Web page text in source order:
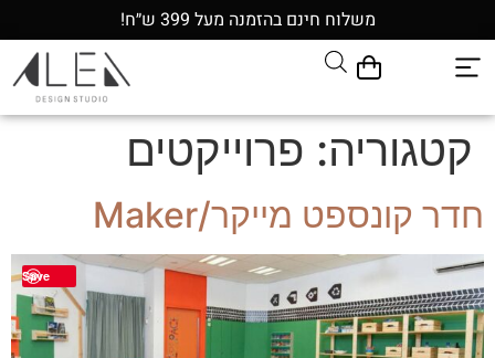
משלוח חינם בהזמנה מעל 399 ש״ח!
קטגוריה: פרוייקטים
חדר קונספט מייקר/Maker
Save